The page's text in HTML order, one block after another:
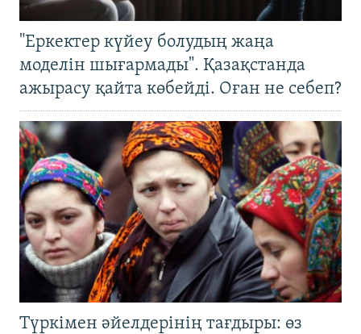
"Еркектер күйеу болудың жаңа
моделін шығармады". Қазақстанда
ажырасу қайта көбейді. Оған не себеп?
Түркімен әйелдерінің тағдыры: өз